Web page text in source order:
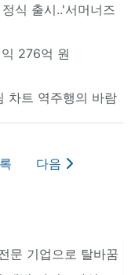
식 출시..'서머너즈
276억 원
차트 역주행의 바람
다음
문 기업으로 탈바꿈